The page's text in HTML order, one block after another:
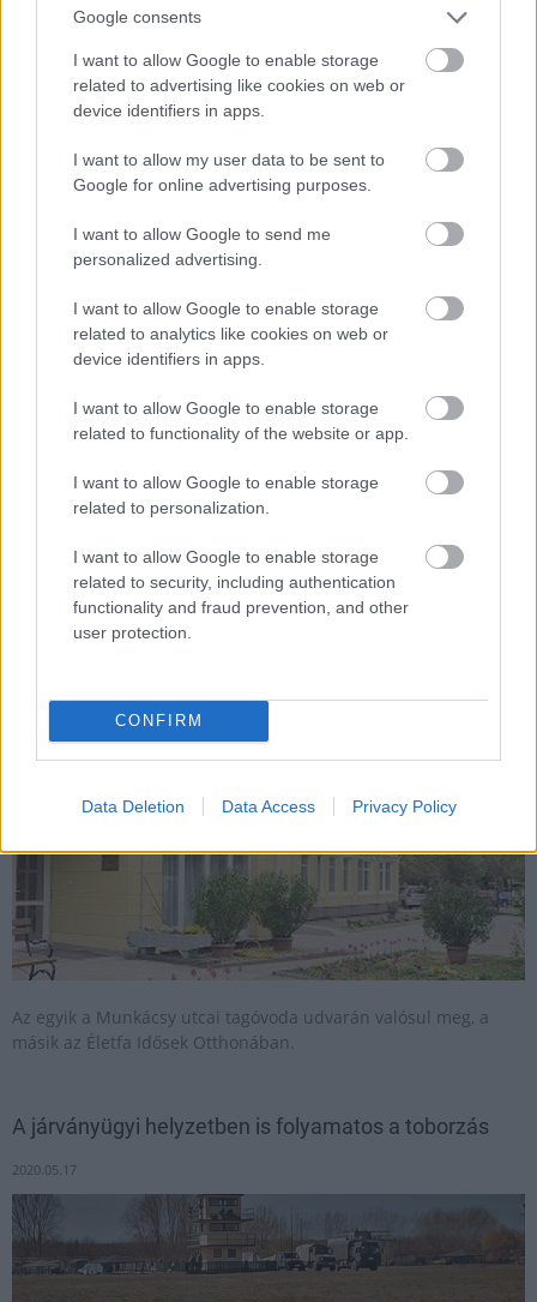
Google consents
I want to allow Google to enable storage
related to advertising like cookies on web or
device identifiers in apps.
I want to allow my user data to be sent to
Google for online advertising purposes.
I want to allow Google to send me
personalized advertising.
I want to allow Google to enable storage
related to analytics like cookies on web or
device identifiers in apps.
I want to allow Google to enable storage
related to functionality of the website or app.
I want to allow Google to enable storage
related to personalization.
I want to allow Google to enable storage
related to security, including authentication
functionality and fraud prevention, and other
user protection.
CONFIRM
Data Deletion Data Access Privacy Policy
Intézményben kedden.
Új rendészeti helyettes Tolnában
Átvette a kinevezéséről szóló parancsot dr. Pilisi Gábor rendőr
Két beruházást is jóváhagyott Paks polgármestere
Az egyik a Munkácsy utcai tagóvoda udvarán valósul meg, a
másik az Életfa Idősek Otthonában.
A járványügyi helyzetben is folyamatos a toborzás
2020.05.17